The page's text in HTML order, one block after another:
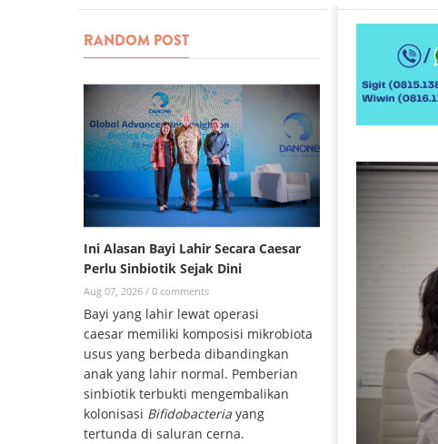
RANDOM POST
Ini Alasan Bayi Lahir Secara Caesar
Perlu Sinbiotik Sejak Dini
Aug 07, 2026 / 0 comments
Bayi yang lahir lewat operasi
caesar memiliki komposisi mikrobiota
usus yang berbeda dibandingkan
anak yang lahir normal. Pemberian
sinbiotik terbukti mengembalikan
kolonisasi Bifidobacteria yang
tertunda di saluran cerna.